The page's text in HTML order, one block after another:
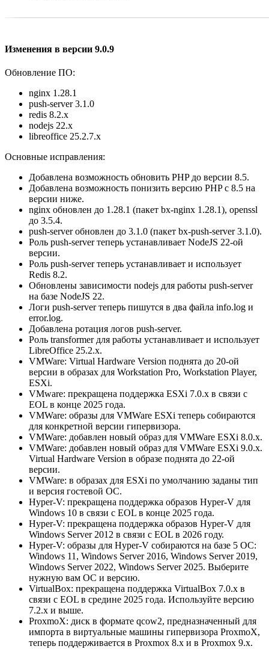
Изменения в версии 9.0.9
Обновление ПО:
nginx 1.28.1
push-server 3.1.0
redis 8.2.x
nodejs 22.x
libreoffice 25.2.7.x
Основные исправления:
Добавлена возможность обновить PHP до версии 8.5.
Добавлена возможность понизить версию PHP с 8.5 на
версии ниже.
nginx обновлен до 1.28.1 (пакет bx-nginx 1.28.1), openssl
до 3.5.4.
push-server обновлен до 3.1.0 (пакет bx-push-server 3.1.0).
Роль push-server теперь устанавливает NodeJS 22-ой
версии.
Роль push-server теперь устанавливает и использует
Redis 8.2.
Обновлены зависимости nodejs для работы push-server
на базе NodeJS 22.
Логи push-server теперь пишутся в два файла info.log и
error.log.
Добавлена ротация логов push-server.
Роль transformer для работы устанавливает и использует
LibreOffice 25.2.x.
VMWare: Virtual Hardware Version поднята до 20-ой
версии в образах для Workstation Pro, Workstation Player,
ESXi.
VMware: прекращена поддержка ESXi 7.0.x в связи с
EOL в конце 2025 года.
VMWare: образы для VMWare ESXi теперь собираются
для конкретной версии гипервизора.
VMWare: добавлен новый образ для VMWare ESXi 8.0.x.
VMWare: добавлен новый образ для VMWare ESXi 9.0.x.
Virtual Hardware Version в образе поднята до 22-ой
версии.
VMWare: в образах для ESXi по умолчанию заданы тип
и версия гостевой ОС.
Hyper-V: прекращена поддержка образов Hyper-V для
Windows 10 в связи с EOL в конце 2025 года.
Hyper-V: прекращена поддержка образов Hyper-V для
Windows Server 2012 в связи с EOL в 2026 году.
Hyper-V: образы для Hyper-V собираются на базе 5 ОС:
Windows 11, Windows Server 2016, Windows Server 2019,
Windows Server 2022, Windows Server 2025. Выберите
нужную вам ОС и версию.
VirtualBox: прекращена поддержка VirtualBox 7.0.x в
связи с EOL в средине 2025 года. Используйте версию
7.2.x и выше.
ProxmoX: диск в формате qcow2, предназначенный для
импорта в виртуальные машины гипервизора ProxmoX,
теперь поддерживается в Proxmox 8.x и в Proxmox 9.x.